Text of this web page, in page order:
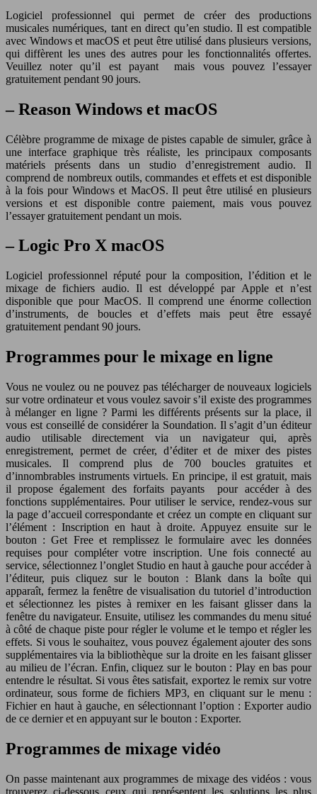
Logiciel professionnel qui permet de créer des productions
musicales numériques, tant en direct qu’en studio. Il est compatible
avec Windows et macOS et peut être utilisé dans plusieurs versions,
qui diffèrent les unes des autres pour les fonctionnalités offertes.
Veuillez noter qu’il est payant mais vous pouvez l’essayer
gratuitement pendant 90 jours.
– Reason Windows et macOS
Célèbre programme de mixage de pistes capable de simuler, grâce à
une interface graphique très réaliste, les principaux composants
matériels présents dans un studio d’enregistrement audio. Il
comprend de nombreux outils, commandes et effets et est disponible
à la fois pour Windows et MacOS. Il peut être utilisé en plusieurs
versions et est disponible contre paiement, mais vous pouvez
l’essayer gratuitement pendant un mois.
– Logic Pro X macOS
Logiciel professionnel réputé pour la composition, l’édition et le
mixage de fichiers audio. Il est développé par Apple et n’est
disponible que pour MacOS. Il comprend une énorme collection
d’instruments, de boucles et d’effets mais peut être essayé
gratuitement pendant 90 jours.
Programmes pour le mixage en ligne
Vous ne voulez ou ne pouvez pas télécharger de nouveaux logiciels
sur votre ordinateur et vous voulez savoir s’il existe des programmes
à mélanger en ligne ? Parmi les différents présents sur la place, il
vous est conseillé de considérer la Soundation. Il s’agit d’un éditeur
audio utilisable directement via un navigateur qui, après
enregistrement, permet de créer, d’éditer et de mixer des pistes
musicales. Il comprend plus de 700 boucles gratuites et
d’innombrables instruments virtuels. En principe, il est gratuit, mais
il propose également des forfaits payants pour accéder à des
fonctions supplémentaires. Pour utiliser le service, rendez-vous sur
la page d’accueil correspondante et créez un compte en cliquant sur
l’élément : Inscription en haut à droite. Appuyez ensuite sur le
bouton : Get Free et remplissez le formulaire avec les données
requises pour compléter votre inscription. Une fois connecté au
service, sélectionnez l’onglet Studio en haut à gauche pour accéder à
l’éditeur, puis cliquez sur le bouton : Blank dans la boîte qui
apparaît, fermez la fenêtre de visualisation du tutoriel d’introduction
et sélectionnez les pistes à remixer en les faisant glisser dans la
fenêtre du navigateur. Ensuite, utilisez les commandes du menu situé
à côté de chaque piste pour régler le volume et le tempo et régler les
effets. Si vous le souhaitez, vous pouvez également ajouter des sons
supplémentaires via la bibliothèque sur la droite en les faisant glisser
au milieu de l’écran. Enfin, cliquez sur le bouton : Play en bas pour
entendre le résultat. Si vous êtes satisfait, exportez le remix sur votre
ordinateur, sous forme de fichiers MP3, en cliquant sur le menu :
Fichier en haut à gauche, en sélectionnant l’option : Exporter audio
de ce dernier et en appuyant sur le bouton : Exporter.
Programmes de mixage vidéo
On passe maintenant aux programmes de mixage des vidéos : vous
trouverez ci-dessous ceux qui représentent les solutions les plus